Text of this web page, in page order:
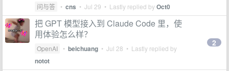
问与答 • cns • Jul 29 • Lastly replied byOct0
把 GPT 模型接入到 Claude Code 里，​使
用体验怎么样？​
OpenAI • beichuang • Jul 28 • Lastly replied by
notot
2